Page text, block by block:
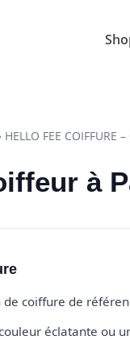
HELLO FEE
à
de coiffure de
éclatante ou